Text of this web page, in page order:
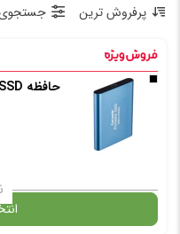
پرفروش ترین جستجوی
حافظه SSD اکسترنال ظرفیت 488 گیگا بایت